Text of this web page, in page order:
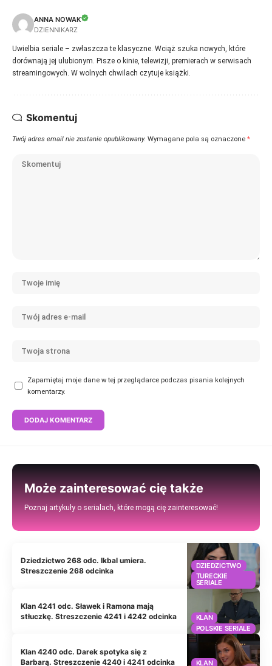
ANNA NOWAK
DZIENNIKARZ
Uwielbia seriale – zwłaszcza te klasyczne. Wciąż szuka nowych, które
dorównają jej ulubionym. Pisze o kinie, telewizji, premierach w serwisach
streamingowych. W wolnych chwilach czytuje książki.
Skomentuj
Twój adres email nie zostanie opublikowany. Wymagane pola są oznaczone *
Zapamiętaj moje dane w tej przeglądarce podczas pisania kolejnych
komentarzy.
Może zainteresować cię także
Poznaj artykuły o serialach, które mogą cię zainteresować!
DZIEDZICTWO
TURECKIE
SERIALE
Dziedzictwo 268 odc. Ikbal umiera.
Streszczenie 268 odcinka
KLAN
POLSKIE SERIALE
Klan 4241 odc. Sławek i Ramona mają
stłuczkę. Streszczenie 4241 i 4242 odcinka
KLAN
Klan 4240 odc. Darek spotyka się z
Barbarą. Streszczenie 4240 i 4241 odcinka